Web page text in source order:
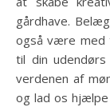
gårdhave.
også være med
til din
verdenen af
og lad os